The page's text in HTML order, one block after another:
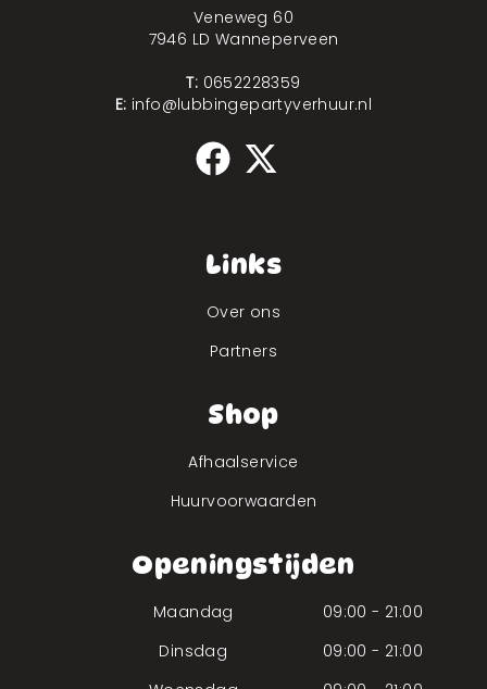
Veneweg 60
7946 LD Wanneperveen
T: 0652228359
E: info@lubbingepartyverhuur.nl
Links
Over ons
Partners
Shop
Afhaalservice
Huurvoorwaarden
Openingstijden
Maandag
09:00 - 21:00
Dinsdag
09:00 - 21:00